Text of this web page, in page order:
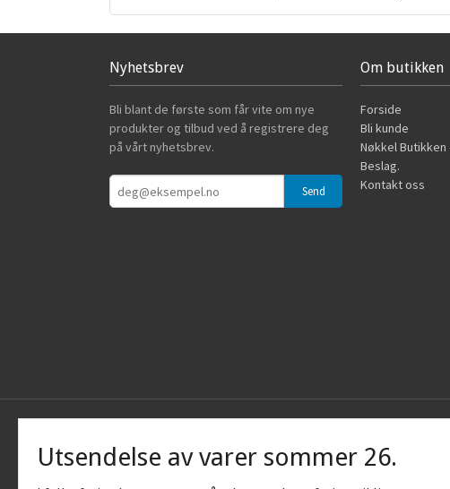
Nyhetsbrev
Bli blant de første som får vite om nye
produkter og tilbud ved å registrere deg
på vårt nyhetsbrev.
Om butikken
Forside
Bli kunde
Nøkkel Butikken
Beslag.
Kontakt oss
Utsendelse av varer sommer 26.